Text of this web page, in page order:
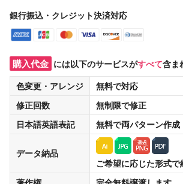
銀行振込・クレジット決済対応
購入代金 には以下のサービスがすべて含ま
色変更・アレンジ
無料で対応
修正回数
無制限で修正
日本語英語表記
無料で両パターン作成
データ納品
ご希望に応じた形式